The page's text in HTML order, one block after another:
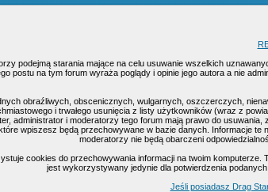
podejmą starania mające na celu usuwanie wszelkich
postu na tym forum wyraża poglądy i opinie jego autora a nie
obraźliwych, obscenicznych, wulgarnych, oszczerczych,
i trwałego usunięcia z listy użytkowników (wraz z
administrator i moderatorzy tego forum mają prawo do
wpiszesz będą przechowywane w bazie danych. Informacje te
moderatorzy nie będą obarczeni
cookies do przechowywania informacji na twoim komputerze.
jest wykorzystywany jedynie dla potwierdzenia podanych
Jeśli posiadasz Drag